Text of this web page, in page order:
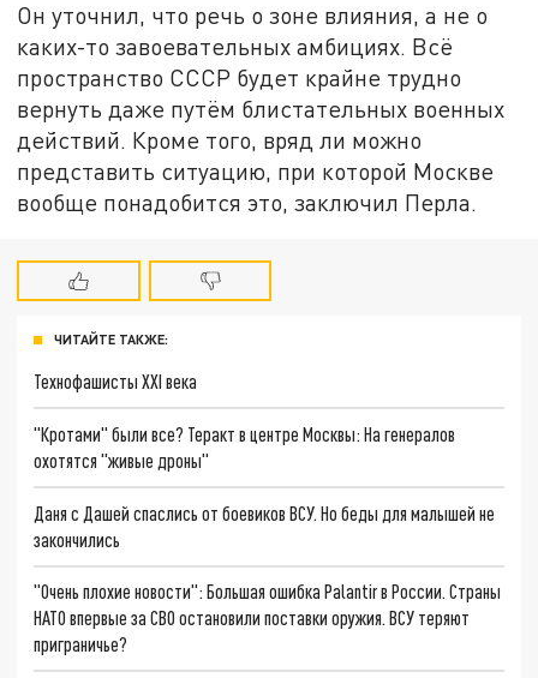
Он уточнил, что речь о зоне влияния, а не о
каких-то завоевательных амбициях. Всё
пространство СССР будет крайне трудно
вернуть даже путём блистательных военных
действий. Кроме того, вряд ли можно
представить ситуацию, при которой Москве
вообще понадобится это, заключил Перла.
ЧИТАЙТЕ ТАКЖЕ:
Технофашисты XXI века
"Кротами" были все? Теракт в центре Москвы: На генералов
охотятся "живые дроны"
Даня с Дашей спаслись от боевиков ВСУ. Но беды для малышей не
закончились
"Очень плохие новости": Большая ошибка Palantir в России. Страны
НАТО впервые за СВО остановили поставки оружия. ВСУ теряют
приграничье?